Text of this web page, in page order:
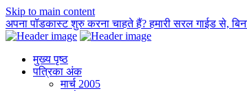
Skip to main content
अपना पॉडकास्ट शुरु करना चाहते हैं? हमारी सरल गाईड से,
मुख्य पृष्ठ
पत्रिका अंक
मार्च 2005